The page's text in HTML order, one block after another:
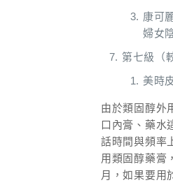
康可
婦女
第七級（
美時
由於類固醇外
口內膏、藥水
話時間與頻率
用類固醇藥膏
月，如果要用